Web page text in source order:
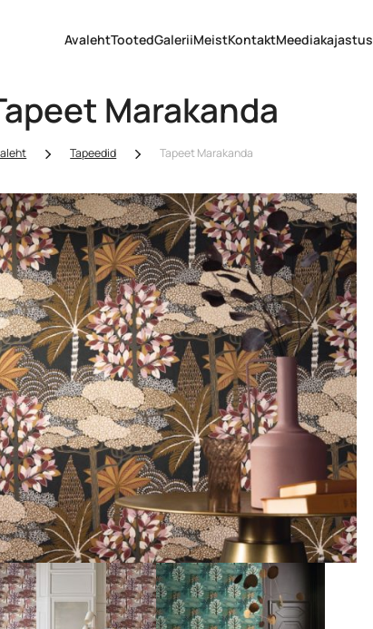
AvalehtTootedGaleriiMeistKontaktMeediakajastus
Marakanda
Tapeedid Tapeet Marakanda